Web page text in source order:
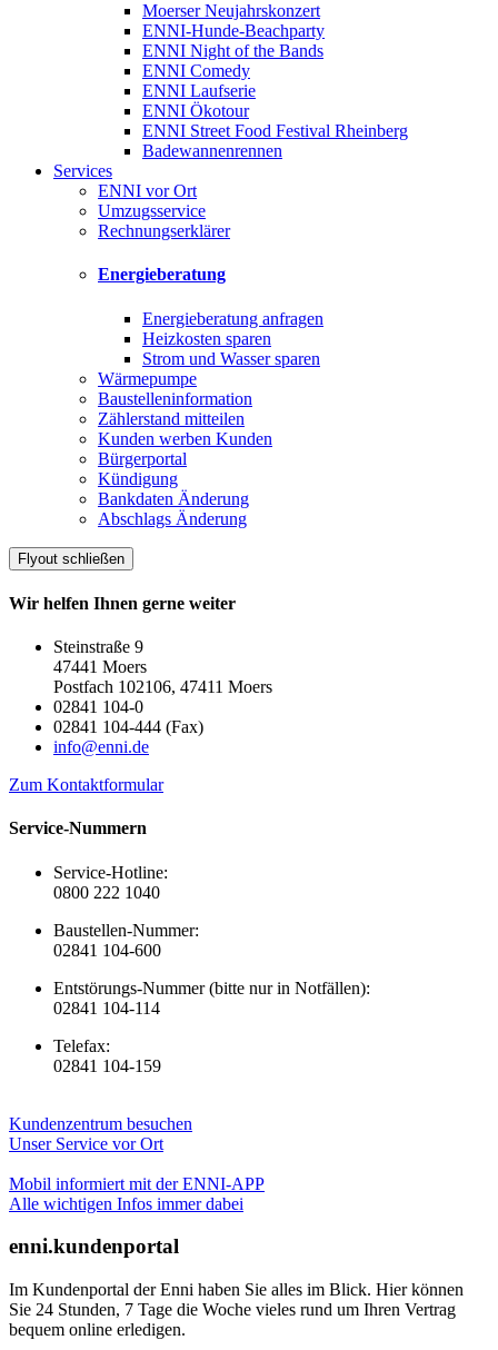
Moerser Neujahrskonzert
ENNI-Hunde-Beachparty
ENNI Night of the Bands
ENNI Comedy
ENNI Laufserie
ENNI Ökotour
ENNI Street Food Festival Rheinberg
Badewannenrennen
Services
ENNI vor Ort
Umzugsservice
Rechnungserklärer
Energieberatung
Energieberatung anfragen
Heizkosten sparen
Strom und Wasser sparen
Wärmepumpe
Baustelleninformation
Zählerstand mitteilen
Kunden werben Kunden
Bürgerportal
Kündigung
Bankdaten Änderung
Abschlags Änderung
Flyout schließen
Wir helfen Ihnen gerne weiter
Steinstraße 9
47441 Moers
Postfach 102106, 47411 Moers
02841 104-0
02841 104-444 (Fax)
info@enni.de
Zum Kontaktformular
Service-Nummern
Service-Hotline:
0800 222 1040
Baustellen-Nummer:
02841 104-600
Entstörungs-Nummer (bitte nur in Notfällen):
02841 104-114
Telefax:
02841 104-159
Kundenzentrum besuchen
Unser Service vor Ort
Mobil informiert mit der ENNI-APP
Alle wichtigen Infos immer dabei
enni.kundenportal
Im Kundenportal der Enni haben Sie alles im Blick. Hier können
Sie 24 Stunden, 7 Tage die Woche vieles rund um Ihren Vertrag
bequem online erledigen.